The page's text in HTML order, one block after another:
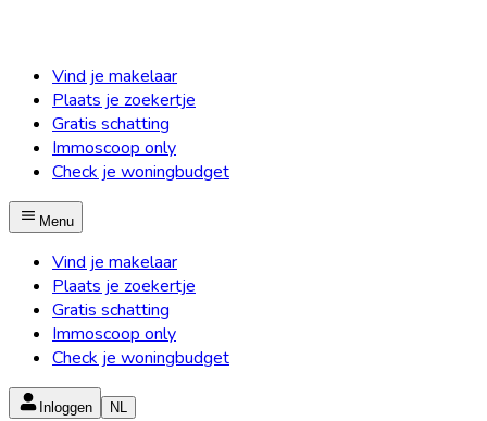
Vind je makelaar
Plaats je zoekertje
Gratis schatting
Immoscoop only
Check je woningbudget
Menu
Vind je makelaar
Plaats je zoekertje
Gratis schatting
Immoscoop only
Check je woningbudget
Inloggen NL